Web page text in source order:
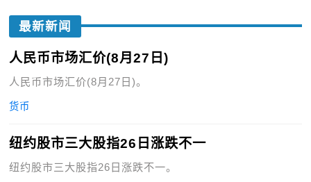
最新新闻
人民币市场汇价(8月27日)
人民币市场汇价(8月27日)。
货币
纽约股市三大股指26日涨跌不一
纽约股市三大股指26日涨跌不一。